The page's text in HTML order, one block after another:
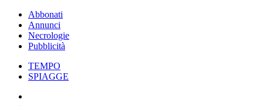
Abbonati
Annunci
Necrologie
Pubblicità
TEMPO
SPIAGGE